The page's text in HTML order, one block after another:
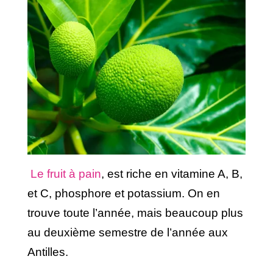
Le fruit à pain, est riche en vitamine A, B,
et C, phosphore et potassium. On en
trouve toute l’année, mais beaucoup plus
au deuxième semestre de l’année aux
Antilles.